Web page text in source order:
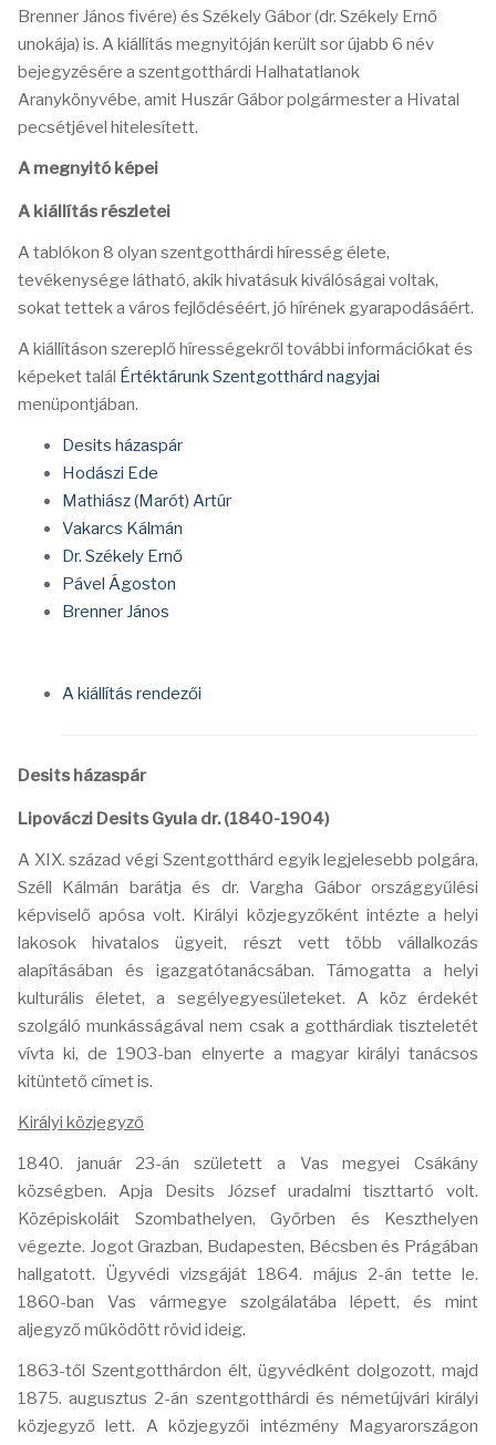
Brenner János fivére) és Székely Gábor (dr. Székely Ernő
unokája) is. A kiállítás megnyitóján került sor újabb 6 név
bejegyzésére a szentgotthárdi Halhatatlanok
Aranykönyvébe, amit Huszár Gábor polgármester a Hivatal
pecsétjével hitelesített.
A megnyitó képei
A kiállítás részletei
A tablókon 8 olyan szentgotthárdi híresség élete,
tevékenysége látható, akik hivatásuk kiválóságai voltak,
sokat tettek a város fejlődéséért, jó hírének gyarapodásáért.
A kiállításon szereplő hírességekről további információkat és
képeket talál Értéktárunk Szentgotthárd nagyjai
menüpontjában.
Desits házaspár
Hodászi Ede
Mathiász (Marót) Artúr
Vakarcs Kálmán
Dr. Székely Ernő
Pável Ágoston
Brenner János
A kiállítás rendezői
Desits házaspár
Lipováczi Desits Gyula dr. (1840-1904)
A XIX. század végi Szentgotthárd egyik legjelesebb polgára,
Széll Kálmán barátja és dr. Vargha Gábor országgyűlési
képviselő apósa volt. Királyi közjegyzőként intézte a helyi
lakosok hivatalos ügyeit, részt vett több vállalkozás
alapításában és igazgatótanácsában. Támogatta a helyi
kulturális életet, a segélyegyesületeket. A köz érdekét
szolgáló munkásságával nem csak a gotthárdiak tiszteletét
vívta ki, de 1903-ban elnyerte a magyar királyi tanácsos
kitüntető címet is.
Királyi közjegyző
1840. január 23-án született a Vas megyei Csákány
községben. Apja Desits József uradalmi tiszttartó volt.
Középiskoláit Szombathelyen, Győrben és Keszthelyen
végezte. Jogot Grazban, Budapesten, Bécsben és Prágában
hallgatott. Ügyvédi vizsgáját 1864. május 2-án tette le.
1860-ban Vas vármegye szolgálatába lépett, és mint
aljegyző működött rövid ideig.
1863-től Szentgotthárdon élt, ügyvédként dolgozott, majd
1875. augusztus 2-án szentgotthárdi és németújvári királyi
közjegyző lett. A közjegyzői intézmény Magyarországon